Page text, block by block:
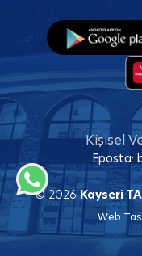
Kişisel
Eposta:
© 2026Kayseri
Web